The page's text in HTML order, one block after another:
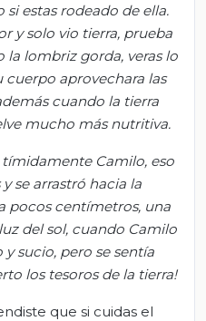
estas rodeado de ella.
y solo vio tierra, prueba
la lombriz gorda, veras lo
cuerpo aprovechara las
cuando la tierra
mucho más nutritiva.
Camilo, eso
se arrastró hacia la
pocos centímetros, una
del sol, cuando Camilo
y sucio, pero se sentía
los tesoros de la tierra!
que si cuidas el